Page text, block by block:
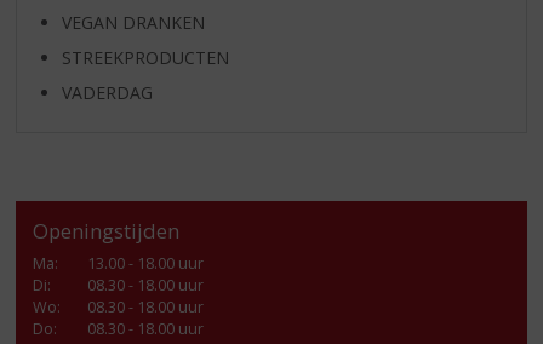
VEGAN DRANKEN
STREEKPRODUCTEN
VADERDAG
Openingstijden
Ma:
13.00 - 18.00 uur
Di:
08.30 - 18.00 uur
Wo:
08.30 - 18.00 uur
Do:
08.30 - 18.00 uur